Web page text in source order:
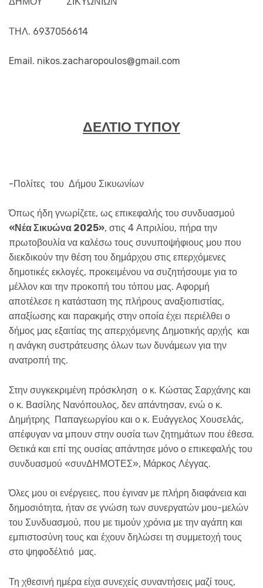
ΤΗΛ. 6937056614
Email. nikos.zacharopoulos@gmail.com
ΔΕΛΤΙΟ ΤΥΠΟΥ
-Πολίτες του Δήμου Σικυωνίων
Όπως ήδη γνωρίζετε, ως επικεφαλής του συνδυασμού
«Νέα Σικυώνα 2025», στις 4 Απριλίου, πήρα την
πρωτοβουλία να καλέσω τους συνυποψήφιους μου που
διεκδικούν την θέση του δημάρχου στις επερχόμενες
δημοτικές εκλογές, προκειμένου να συζητήσουμε για το
μέλλον και την προκοπή του τόπου μας. Αφορμή
αποτέλεσε η κατάσταση της πλήρους αναξιοπιστίας,
απαξίωσης και παρακμής στην οποία έχει περιέλθει ο
δήμος μας εξαιτίας της απερχόμενης Δημοτικής αρχής και
η ανάγκη συστράτευσης όλων των δυνάμεων για την
ανατροπή της.
Στην συγκεκριμένη πρόσκληση ο κ. Κώστας Σαρχάνης και
ο κ. Βασίλης Νανόπουλος, δεν απάντησαν, ενώ ο κ.
Δημήτρης Παπαγεωργίου και ο κ. Ευάγγελος Χουσελάς,
απέφυγαν να μπουν στην ουσία των ζητημάτων που έθεσα.
Θετικά και επί της ουσίας απάντησε μόνο ο επικεφαλής του
συνδυασμού «συνΔΗΜΟΤΕΣ», Μάρκος Λέγγας.
Όλες μου οι ενέργειες, που έγιναν με πλήρη διαφάνεια και
δημοσιότητα, ήταν σε γνώση των συνεργατών μου-μελών
του Συνδυασμού, που με τιμούν χρόνια με την αγάπη και
εμπιστοσύνη τους και έχουν δηλώσει τη συμμετοχή τους
στο ψηφοδέλτιό μας.
Τη χθεσινή ημέρα είχα συνεχείς συναντήσεις μαζί τους,